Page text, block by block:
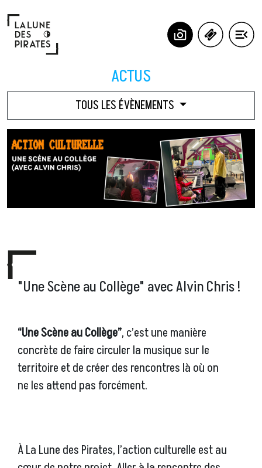
ACTUS
TOUS LES ÉVÈNEMENTS
"Une Scène au Collège" avec Alvin Chris !
“Une Scène au Collège”, c’est une manière
concrète de faire circuler la musique sur le
territoire et de créer des rencontres là où on
ne les attend pas forcément.
À La Lune des Pirates, l’action culturelle est au